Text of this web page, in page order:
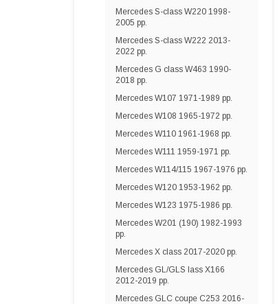
Mercedes S-сlass W220 1998-
2005 рр.
Mercedes S-сlass W222 2013-
2022 рр.
Mercedes G сlass W463 1990-
2018 рр.
Mercedes W107 1971-1989 рр.
Mercedes W108 1965-1972 рр.
Mercedes W110 1961-1968 рр.
Mercedes W111 1959-1971 рр.
Mercedes W114/115 1967-1976 рр.
Mercedes W120 1953-1962 рр.
Mercedes W123 1975-1986 рр.
Mercedes W201 (190) 1982-1993
рр.
Mercedes X class 2017-2020 рр.
Mercedes GL/GLS lass X166
2012-2019 рр.
Mercedes GLC coupe C253 2016-